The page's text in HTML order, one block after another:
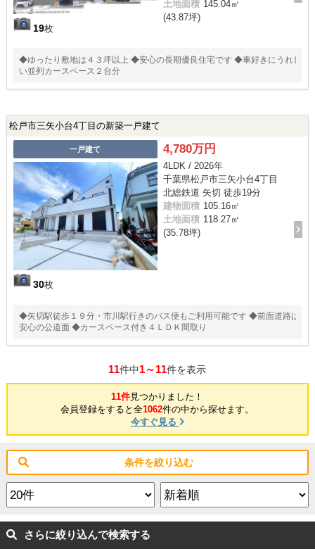
19枚
土地面積 145.04㎡
(43.87坪)
◆ゆったり敷地は４３坪以上 ◆安心の長期優良住宅です ◆車好きにうれし
い並列カースペース２台分
松戸市三矢小台4丁目の新築一戸建て
一戸建て
30枚
4,780万円
4LDK / 2026年
千葉県松戸市三矢小台4丁目
北総鉄道 矢切 徒歩19分
建物面積 105.16㎡
土地面積 118.27㎡
(35.78坪)
◆矢切駅徒歩１９分・市川駅行きのバス便もご利用可能です ◆前面道路は
安心の公道面 ◆カースペース付き４ＬＤＫ間取り
11件中1～11件を表示
11件見つかりました！
会員登録をすると全1062件の中から探せます。
今すぐ見る
条件を絞り込む
さらに絞り込んで検索する